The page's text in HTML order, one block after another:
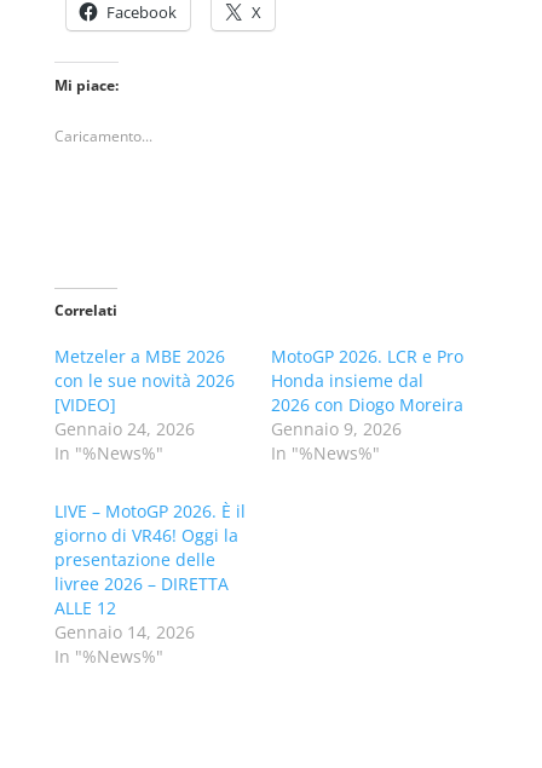
Facebook X
Mi piace:
Caricamento...
Correlati
Metzeler a MBE 2026
con le sue novità 2026
[VIDEO]
Gennaio 24, 2026
In "%News%"
MotoGP 2026. LCR e Pro
Honda insieme dal
2026 con Diogo Moreira
Gennaio 9, 2026
In "%News%"
LIVE – MotoGP 2026. È il
giorno di VR46! Oggi la
presentazione delle
livree 2026 – DIRETTA
ALLE 12
Gennaio 14, 2026
In "%News%"